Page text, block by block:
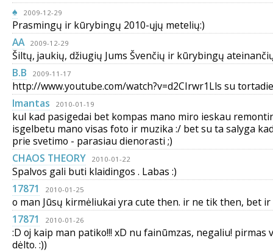
♠
2009-12-29
Prasmingų ir kūrybingų 2010-ųjų metelių:)
AA
2009-12-29
Šiltų, jaukių, džiugių Jums Švenčių ir kūrybingų
B.B
2009-11-17
http://www.youtube.com/watch?v=d2CIrwr1Lls su
Imantas
2010-01-19
kul kad pasigedai bet kompas mano miro ieskau
isgelbetu mano visas foto ir muzika :/ bet su ta salyga
prie svetimo - parasiau dienorasti ;)
CHAOS THEORY
2010-01-22
Spalvos gali buti klaidingos . Labas :)
17871
2010-01-25
o man Jūsų kirmėliukai yra cute then. ir ne tik then, bet ir
17871
2010-01-26
:D oj kaip man patiko!!! xD nu fainūmzas, negaliu! pirmas
dėlto. :))